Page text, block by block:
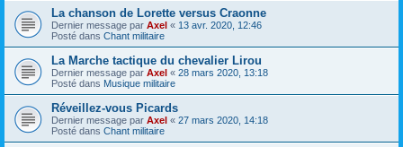
La chanson de Lorette versus Craonne
Dernier message par Axel « 13 avr. 2020, 12:46
Posté dans Chant militaire
La Marche tactique du chevalier Lirou
Dernier message par Axel « 28 mars 2020, 13:18
Posté dans Musique militaire
Réveillez-vous Picards
Dernier message par Axel « 27 mars 2020, 14:18
Posté dans Chant militaire